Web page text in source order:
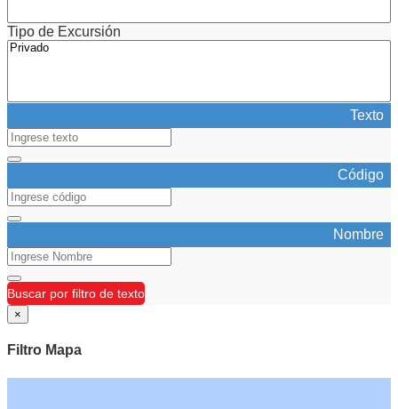
Tipo de Excursión
Texto
Código
Nombre
Buscar por filtro de texto
×
Filtro Mapa